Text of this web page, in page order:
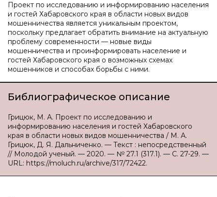
Проект по исследованию и информированию населения
и гостей Хабаровского края в области новых видов
мошенничества является уникальным проектом,
поскольку предлагает обратить внимание на актуальную
проблему современности — новые виды
мошенничества и проинформировать население и
гостей Хабаровского края о возможных схемах
мошенников и способах борьбы с ними.
Библиографическое описание
Грицюк, М. А. Проект по исследованию и
информированию населения и гостей Хабаровского
края в области новых видов мошенничества / М. А.
Грицюк, Д. Я. Дальниченко. — Текст : непосредственный
// Молодой ученый. — 2020. — № 27.1 (317.1). — С. 27-29. —
URL: https://moluch.ru/archive/317/72422.